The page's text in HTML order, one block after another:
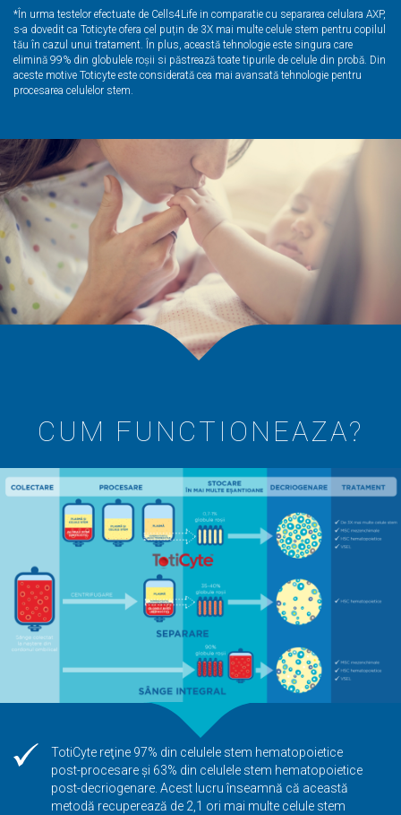
*În urma testelor efectuate de Cells4Life in comparatie cu separarea celulara AXP,
s-a dovedit ca Toticyte ofera cel puțin de 3X mai multe celule stem pentru copilul
tău în cazul unui tratament. În plus, această tehnologie este singura care
elimină 99% din globulele roșii si păstrează toate tipurile de celule din probă. Din
aceste motive Toticyte este considerată cea mai avansată tehnologie pentru
procesarea celulelor stem.
CUM FUNCTIONEAZA?
TotiCyte reţine 97% din celulele stem hematopoietice
post-procesare şi 63% din celulele stem hematopoietice
post-decriogenare. Acest lucru înseamnă că această
metodă recuperează de 2,1 ori mai multe celule stem